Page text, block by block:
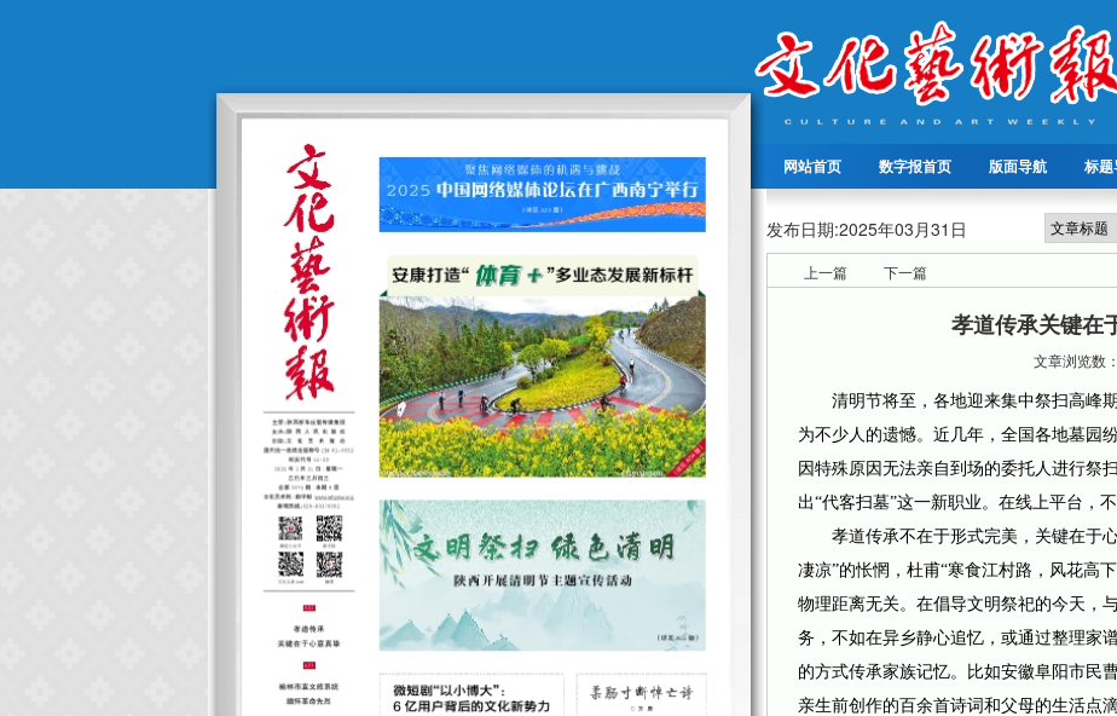
网站首页 数字报首页 版面导航 标题
发布日期:2025年03月31日
上一篇 下一篇
孝道传承关键在
文章浏览数
清明节将至，各地迎来集中祭扫高峰期
为不少人的遗憾。近几年，全国各地墓园
因特殊原因无法亲自到场的委托人进行祭
出“代客扫墓”这一新职业。在线上平台，
孝道传承不在于形式完美，关键在于心
凄凉”的怅惘，杜甫“寒食江村路，风花
物理距离无关。在倡导文明祭祀的今天，
务，不如在异乡静心追忆，或通过整理家
的方式传承家族记忆。比如安徽阜阳市
亲生前创作的百余首诗词和父母的生活点